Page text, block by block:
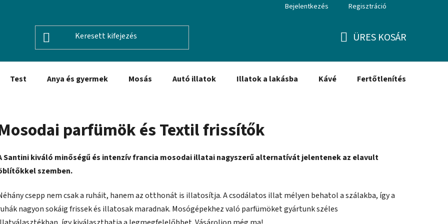
Bejelentkezés Regisztráció
ÜRES KOSÁR
Test Anya és gyermek Mosás Autó illatok Illatok a lakásba Kávé Fertőtlenítés
parfümök és Textil frissítők
Santini kiváló minőségű és intenzív francia mosodai illatai nagyszerű alternatívát jelentenek az elavult
szemben.
csepp nem csak a ruháit, hanem az otthonát is illatosítja. A csodálatos illat mélyen behatol a szálakba, így a
nagyon sokáig frissek és illatosak maradnak. Mosógépekhez való parfümöket gyártunk széles